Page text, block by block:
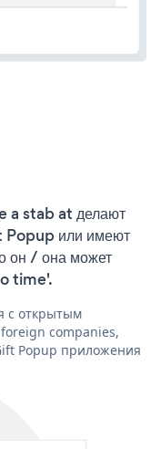
a stab at делают
Popup или имеют
он / она может
time'.
с открытым
companies,
Popup приложения